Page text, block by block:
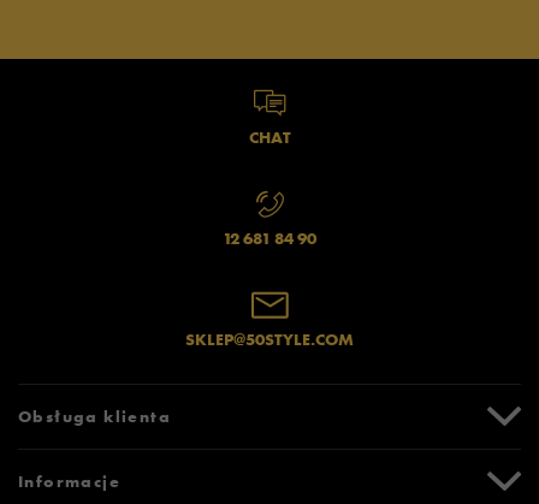
CHAT
12 681 84 90
SKLEP@50STYLE.COM
Obsługa klienta
Zwroty i reklamacje
Informacje